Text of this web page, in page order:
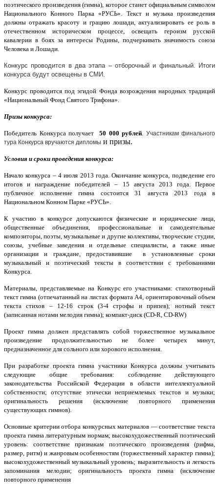
поэтического произведения (гимна), которое станет официальным символом
Национального Конного Парка «РУСЬ». Текст и музыка произведения
должны отражать красоту и грацию лошади, актуализировать ее роль в
отечественном историческом процессе, освещать героизм русской
кавалерии в боях за интересы Родины, подчеркивать значимость союза
Человека и Лошади.
Конкурс проводится в два этапа – отборочный и финальный. Итоги
конкурса будут освещены в СМИ.
Конкурс проводится под эгидой Фонда возрождения народных традиций
«Национальный Фонд Святого Трифона».
Призы конкурса:
Победитель Конкурса получает 50 000 рублей
Участникам финального
тура Конкурса вручаются дипломы и призы.
Условия и сроки проведения конкурса:
Начало конкурса – 4 июля 2013 года. Окончание конкурса, подведение его
итогов и награждение победителей – 15 августа 2013 года. Первое
публичное исполнение гимна состоится 31 августа 2013 года в
Национальном Конном Парке «РУСЬ».
К участию в конкурсе допускаются физические и юридические лица,
общественные объединения, профессиональные и самодеятельные
композиторы, поэты, музыкальные и другие коллективы, творческие студии,
союзы, учебные заведения и отдельные специалисты, а также иные
организации и граждане, предоставившие в установленные сроки
музыкальный и поэтический тексты в соответствии с требованиями
Конкурса.
Материалы, представляемые на Конкурс его участниками: стихотворный
текст гимна (отпечатанный на листах формата А4, ориентировочный объем
текста стихов – 12-16 строк (3-4 строфы и припев); нотный текст
(записанная нотами мелодия гимна); компакт-диск (CD-R, CD-RW)
Проект гимна должен представлять собой торжественное музыкальное
произведение продолжительностью не более четырех минут,
предназначенное для сольного или хорового исполнения.
При разработке проекта гимна участники Конкурса должны учитывать
следующие общие требования: соблюдение действующего
законодательства Российской Федерации в области интеллектуальной
собственности; отсутствие этически неприемлемых текстов и музыки;
оригинальность решения (исключение повторного применения
существующих гимнов).
Основные критерии отбора конкурсных материалов — соответствие текста
проекта гимна литературным нормам; высокохудожественный поэтический
уровень: соответствие признакам поэтического произведения (рифма,
размер, ритм) и жанровым особенностям (торжественный характер гимна);
высокохудожественный музыкальный уровень; выразительность и легкость
запоминания мелодии; оригинальность проекта гимна (исключение
повторного применения